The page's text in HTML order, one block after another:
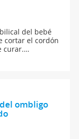
del bebé
cortar el cordón
curar.
el embarazo.
ombligo